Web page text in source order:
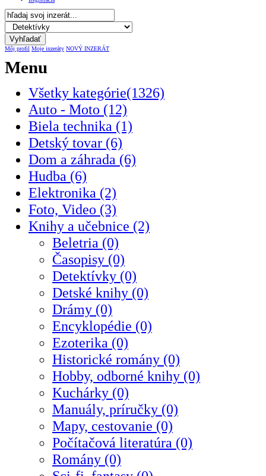
Môj profil Moje inzeráty NOVÝ INZERÁT
Menu
Všetky kategórie(1326)
Auto - Moto (12)
Biela technika (1)
Detský tovar (6)
Dom a záhrada (6)
Hudba (6)
Elektronika (2)
Foto, Video (3)
Knihy a učebnice (2)
Beletria (0)
Časopisy (0)
Detektívky (0)
Detské knihy (0)
Drámy (0)
Encyklopédie (0)
Ezoterika (0)
Historické romány (0)
Hobby, odborné knihy (0)
Kuchárky (0)
Manuály, príručky (0)
Mapy, cestovanie (0)
Počítačová literatúra (0)
Romány (0)